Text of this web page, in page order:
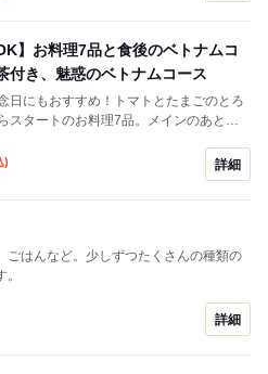
】お料理7品と食後のベトナムコ
付き、魅惑のベトナムコース
日にもおすすめ！トマトとたまごのとろ
スタートのお料理7品。メインのあとの
のバインミー（バケット）がついたアイ
トナムコーヒーまたは蓮のお茶つきで
容のコース。
) 詳細
ごはんなど。少しずつたくさんの種類の
詳細